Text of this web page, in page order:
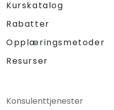
Kurskatalog
Rabatter
Opplæringsmetoder
Resurser
Konsulenttjenester